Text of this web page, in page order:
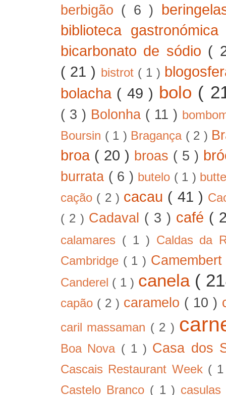
berbigão ( 6 )
biblioteca
bicarbonato de sódio (
( 21 ) bistrot ( 1 )
bolacha ( 49 ) bolo (
( 3 ) Bolonha ( 11 )
Boursin ( 1 ) Bragança ( 2 )
broa ( 20 ) broas ( 5 )
burrata ( 6 ) butelo ( 1 )
cação ( 2 ) cacau ( 41 )
( 2 ) Cadaval ( 3 ) café (
calamares ( 1 ) Caldas da
Cambridge ( 1 )
Canderel ( 1 ) canela (
capão ( 2 ) caramelo ( 10 )
caril massaman ( 2 )
Boa Nova ( 1 ) Casa dos
Cascais Restaurant Week (
Castelo Branco ( 1 )